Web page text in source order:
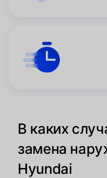
В каких
замена
Hyundai